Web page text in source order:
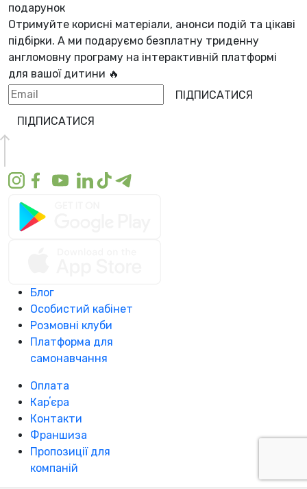
подарунок
Отримуйте корисні матеріали, анонси подій та цікаві
підбірки. А ми подаруємо безплатну триденну
англомовну програму на інтерактивній платформі
для вашої дитини 🔥
ПІДПИСАТИСЯ
ПІДПИСАТИСЯ
Блог
Особистий кабінет
Розмовні клуби
Платформа для
самонавчання
Оплата
Карʼєра
Контакти
Франшиза
Пропозиції для
компаній